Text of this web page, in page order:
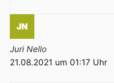
Juri Nello
21.08.2021 um 01:17 Uhr